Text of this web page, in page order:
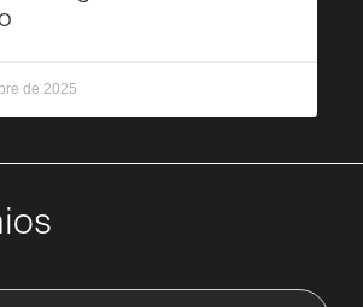
de 2025